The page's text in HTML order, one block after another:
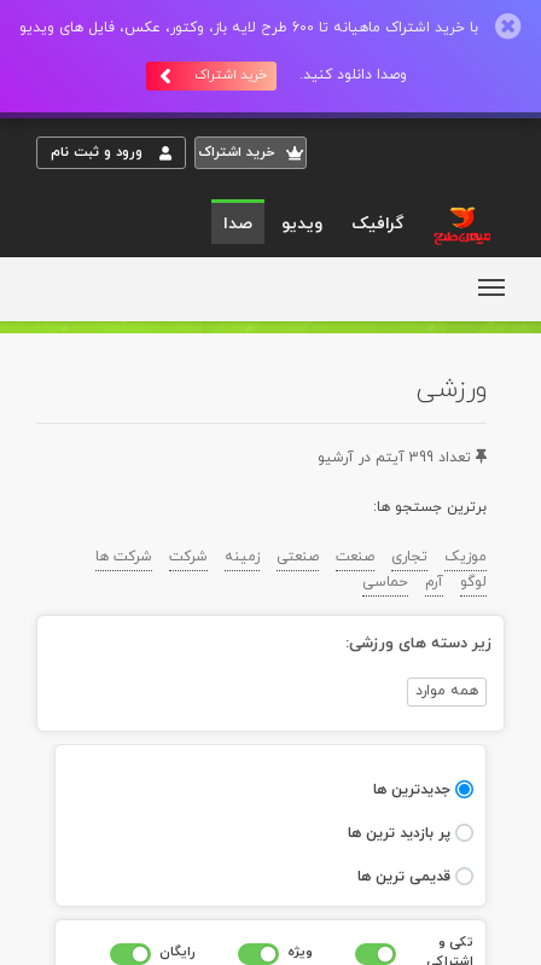
با خرید اشتراک ماهیانه تا 600 طرح لایه باز، وکتور، عکس، فایل های ویدیو
وصدا دانلود کنید. خرید اشتراک
خريد اشتراک ورود و ثبت نام
گرافیک ویدیو صدا
ورزشی
تعداد 399 آيتم در آرشيو
برترين جستجو ها:
موزیک تجاری صنعت صنعتی زمینه شرکت
شرکت ها
لوگو
آرم حماسی
زیر دسته های ورزشی:
همه موارد
جديدترين ها
پر بازديد ترين ها
قديمی ترين ها
تکی و
ويژه رايگان